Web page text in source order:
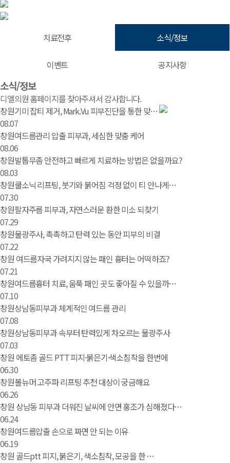
치료전후 소식/정보
이벤트 공지사항
소식/정보 | 창원 피부과 디엘의원
소식/정보
디엘의원 홈페이지를 찾아주셔서 감사합니다.
창원기미 잡티 제거, Mark.Vu 피부진단을 통한 맞…
08.07
창원여드름관리 압출 피부과, 세심한 맞춤 케어
08.06
창원발톱무좀 안전하고 빠르게 치료하는 방법은 없을까요?
08.03
창원쿨소닉 리프팅, 붓기와 붉어짐 걱정 없이 티 안나게…
07.30
창원팔자주름 피부과, 자연스러운 환한 미소 되찾기
07.29
창원물광주사, 촉촉하고 탄력 있는 동안 피부의 비결
07.22
창원 여드름자국 가려지지 않는 패인 흉터는 어떡하죠?
07.21
창원여드름흉터 치료, 움푹 패인 곳도 좋아질 수 있을까…
07.10
창원상남동피부과 체계적인 여드름 관리
07.08
창원상남동피부과 속부터 탄력있게 차오르는 물광주사
07.03
창원 에토좀 골드 PTT 피지·붉은기·색소침착을 한번에
06.30
창원볼뉴머 고주파 리프팅 추천 대상이 궁금해요
06.26
창원 상남동 피부과 더워진 날씨에 안면 홍조가 심해졌다…
06.24
창원여드름압출 손으로 짜면 안 되는 이유
06.19
창원 골드ptt 피지, 붉은기, 색소침착, 모공을 한 …